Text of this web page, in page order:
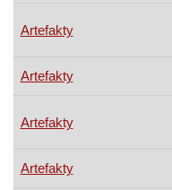
Artefakty
Artefakty
Artefakty
Artefakty